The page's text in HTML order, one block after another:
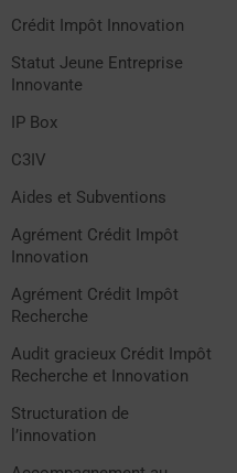
Crédit Impôt Innovation
Statut Jeune Entreprise
Innovante
IP Box
C3IV
Aides et Subventions
Agrément Crédit Impôt
Innovation
Agrément Crédit Impôt
Recherche
Audit gracieux Crédit Impôt
Recherche et Innovation
Structuration de
l’innovation